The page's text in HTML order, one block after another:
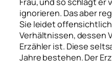
ignorieren. Das aber
Sie leidet
Verhältnissen, dessen
Erzähler ist. Diese
Jahre bestehen. Der